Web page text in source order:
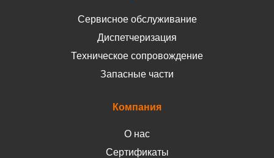
Сервисное обслуживание
Диспетчеризация
Техническое сопровождение
Запасные части
Компания
О нас
Сертификаты